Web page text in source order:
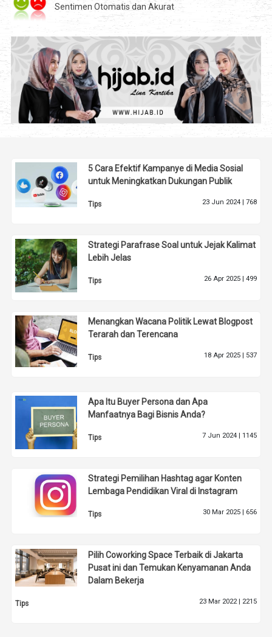
Sentimen Otomatis dan Akurat
5 Cara Efektif Kampanye di Media Sosial
untuk Meningkatkan Dukungan Publik
Tips 23 Jun 2024 | 768
Strategi Parafrase Soal untuk Jejak Kalimat
Lebih Jelas
Tips 26 Apr 2025 | 499
Menangkan Wacana Politik Lewat Blogpost
Terarah dan Terencana
Tips 18 Apr 2025 | 537
Apa Itu Buyer Persona dan Apa
Manfaatnya Bagi Bisnis Anda?
Tips 7 Jun 2024 | 1145
Strategi Pemilihan Hashtag agar Konten
Lembaga Pendidikan Viral di Instagram
Tips 30 Mar 2025 | 656
Pilih Coworking Space Terbaik di Jakarta
Pusat ini dan Temukan Kenyamanan Anda
Dalam Bekerja
Tips 23 Mar 2022 | 2215